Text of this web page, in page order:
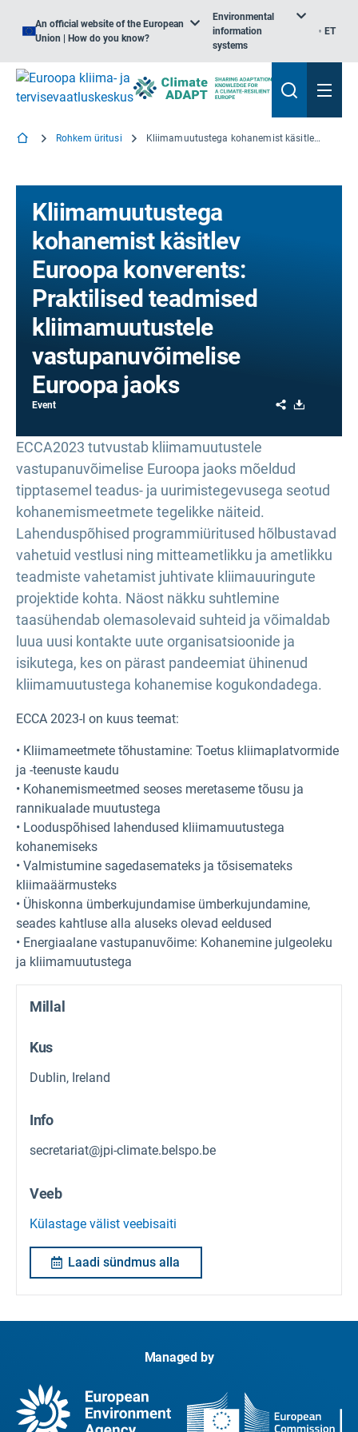
An official website of the European
Union | How do you know?
Environmental
information
systems
ET
Rohkem üritusi Kliimamuutustega kohanemist käsitlev Euroopa konverents: Praktilised teadmised kliimamuutustele vastupanuvõimelise Euroopa jaoks
Kliimamuutustega
kohanemist käsitlev
Euroopa konverents:
Praktilised teadmised
kliimamuutustele
vastupanuvõimelise
Euroopa jaoks
Event Share
ECCA2023 tutvustab kliimamuutustele
vastupanuvõimelise Euroopa jaoks mõeldud
tipptasemel teadus- ja uurimistegevusega seotud
kohanemismeetmete tegelikke näiteid.
Lahenduspõhised programmiüritused hõlbustavad
vahetuid vestlusi ning mitteametlikku ja ametlikku
teadmiste vahetamist juhtivate kliimauuringute
projektide kohta. Näost näkku suhtlemine
taasühendab olemasolevaid suhteid ja võimaldab
luua uusi kontakte uute organisatsioonide ja
isikutega, kes on pärast pandeemiat ühinenud
kliimamuutustega kohanemise kogukondadega.
ECCA 2023-l on kuus teemat:
• Kliimameetmete tõhustamine: Toetus kliimaplatvormide
ja -teenuste kaudu
• Kohanemismeetmed seoses meretaseme tõusu ja
rannikualade muutustega
• Looduspõhised lahendused kliimamuutustega
kohanemiseks
• Valmistumine sagedasemateks ja tõsisemateks
kliimaäärmusteks
• Ühiskonna ümberkujundamise ümberkujundamine,
seades kahtluse alla aluseks olevad eeldused
• Energiaalane vastupanuvõime: Kohanemine julgeoleku
ja kliimamuutustega
Millal
Kus
Dublin, Ireland
Info
secretariat@jpi-climate.belspo.be
Veeb
Külastage välist veebisaiti
Laadi sündmus alla
Managed by